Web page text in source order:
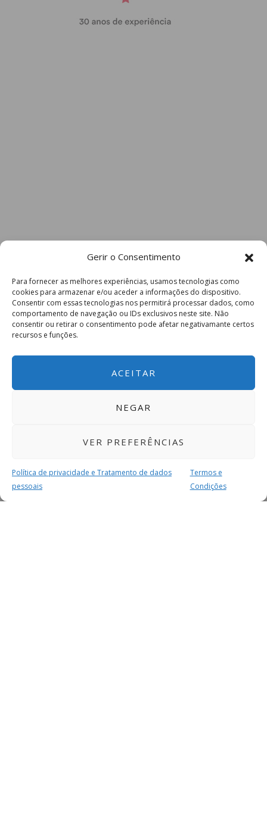
Gerir o Consentimento
Para fornecer as melhores experiências, usamos tecnologias como
cookies para armazenar e/ou aceder a informações do dispositivo.
Consentir com essas tecnologias nos permitirá processar dados, como
comportamento de navegação ou IDs exclusivos neste site. Não
consentir ou retirar o consentimento pode afetar negativamante certos
recursos e funções.
ACEITAR
NEGAR
VER PREFERÊNCIAS
Política de privacidade e Tratamento de dados
pessoais
Termos e
Condições